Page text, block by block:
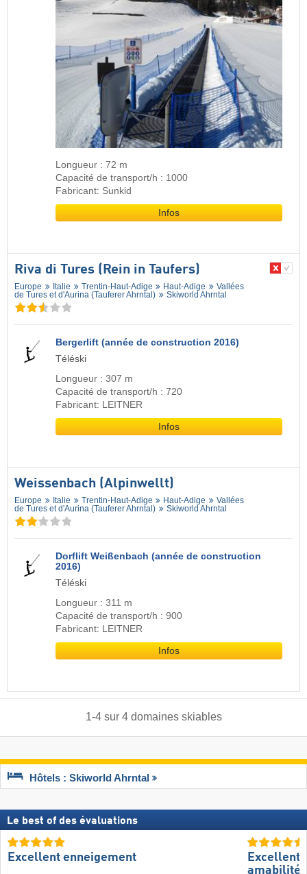
Longueur : 72 m
Capacité de transport/h : 1000
Fabricant: Sunkid
Infos
Riva di Tures (Rein in Taufers)
Europe Italie Trentin-Haut-Adige Haut-Adige
Vallées
de Tures et d'Aurina (Tauferer Ahrntal)
Skiworld Ahrntal
Bergerlift (année de construction 2016)
Téléski
Longueur : 307 m
Capacité de transport/h : 720
Fabricant: LEITNER
Infos
Weissenbach (Alpinwellt)
Europe Italie Trentin-Haut-Adige Haut-Adige
Vallées
de Tures et d'Aurina (Tauferer Ahrntal)
Skiworld Ahrntal
Dorflift Weißenbach (année de construction
2016)
Téléski
Longueur : 311 m
Capacité de transport/h : 900
Fabricant: LEITNER
Infos
1-4sur 4 domaines skiables
Hôtels : Skiworld Ahrntal
Le best of des évaluations
Excellent enneigement
Excellente
amabilité